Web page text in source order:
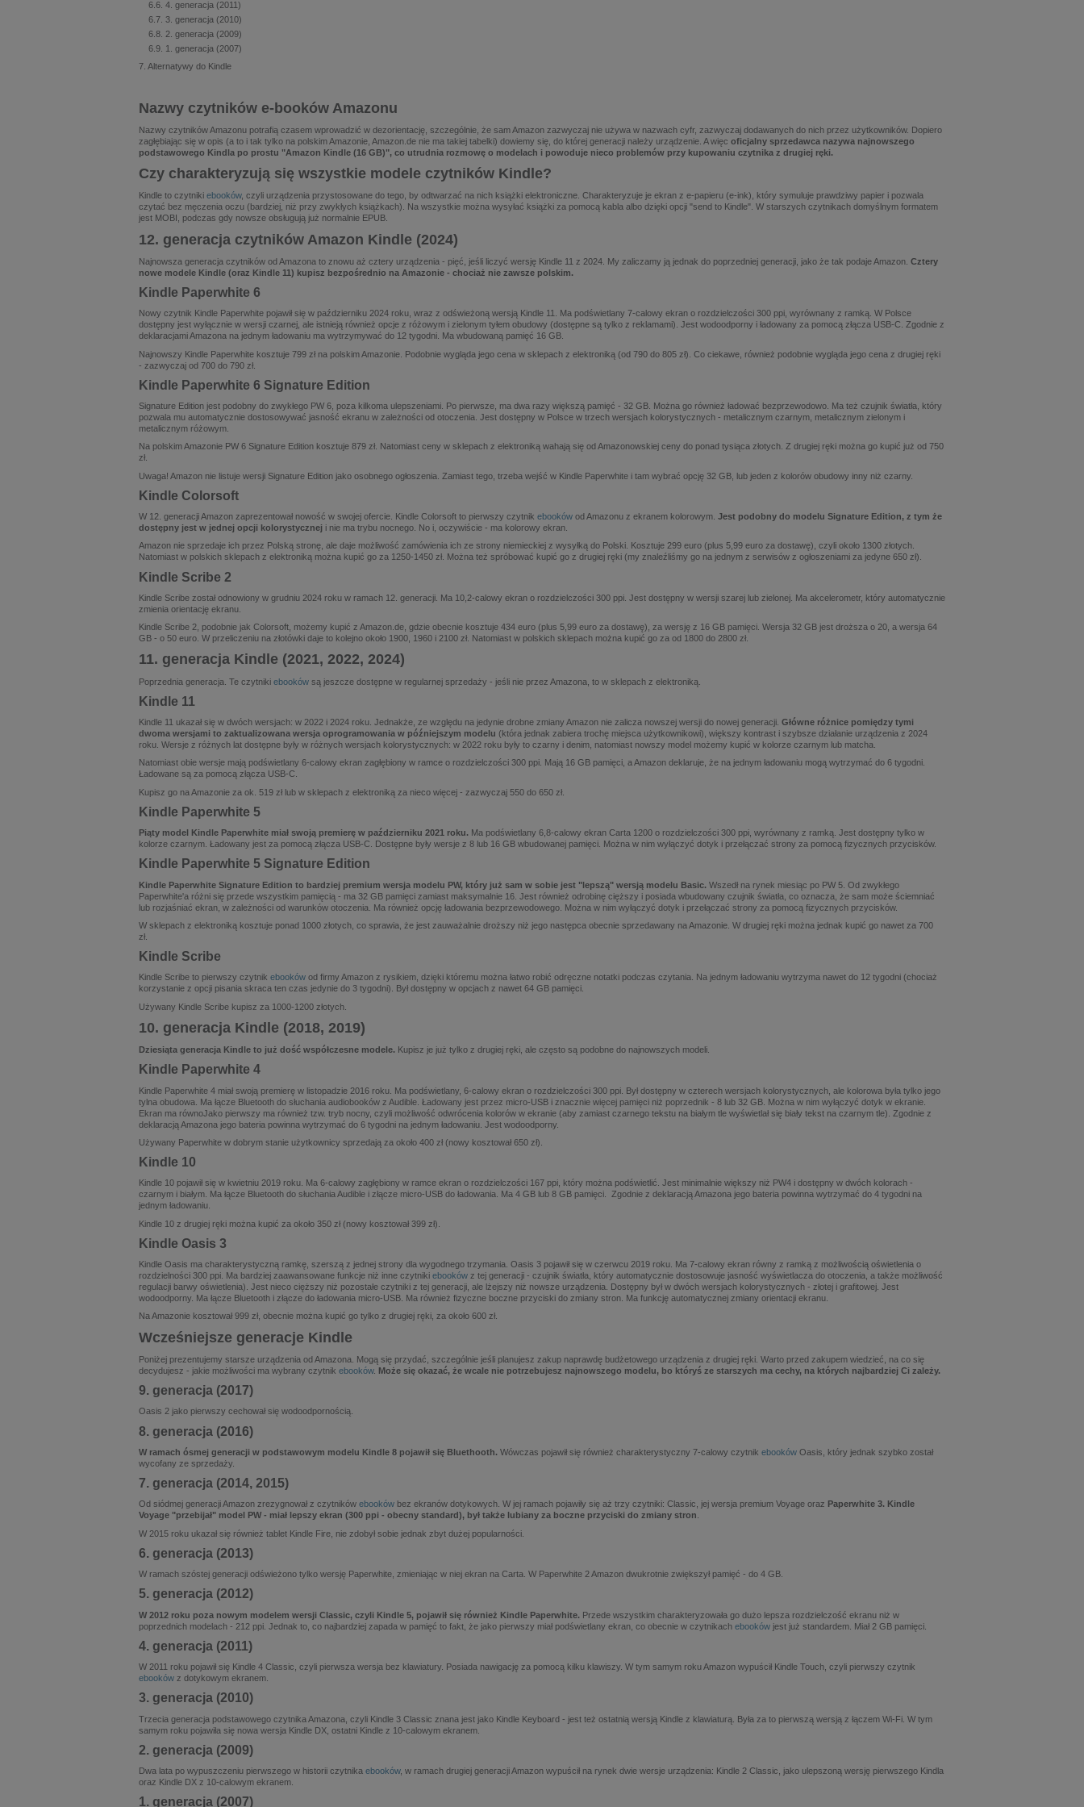
4. generacja (2011)
3. generacja (2010)
2. generacja (2009)
1. generacja (2007)
Alternatywy do Kindle
Nazwy czytników e-booków Amazonu
Nazwy czytników Amazonu potrafią czasem wprowadzić w dezorientację, szczególnie, że sam Amazon zazwyczaj nie używa w nazwach cyfr, zazwyczaj dodawanych do nich przez użytkowników. Dopiero
zagłębiając się w opis (a to i tak tylko na polskim Amazonie, Amazon.de nie ma takiej tabelki) dowiemy się, do której generacji należy urządzenie. A więc oficjalny sprzedawca nazywa najnowszego
podstawowego Kindla po prostu "Amazon Kindle (16 GB)", co utrudnia rozmowę o modelach i powoduje nieco problemów przy kupowaniu czytnika z drugiej ręki.
Czy charakteryzują się wszystkie modele czytników Kindle?
Kindle to czytniki ebooków, czyli urządzenia przystosowane do tego, by odtwarzać na nich książki elektroniczne. Charakteryzuje je ekran z e-papieru (e-ink), który symuluje prawdziwy papier i pozwala
czytać bez męczenia oczu (bardziej, niż przy zwykłych książkach). Na wszystkie można wysyłać książki za pomocą kabla albo dzięki opcji "send to Kindle". W starszych czytnikach domyślnym formatem
jest MOBI, podczas gdy nowsze obsługują już normalnie EPUB.
12. generacja czytników Amazon Kindle (2024)
Najnowsza generacja czytników od Amazona to znowu aż cztery urządzenia - pięć, jeśli liczyć wersję Kindle 11 z 2024. My zaliczamy ją jednak do poprzedniej generacji, jako że tak podaje Amazon. Cztery
nowe modele Kindle (oraz Kindle 11) kupisz bezpośrednio na Amazonie - chociaż nie zawsze polskim.
Kindle Paperwhite 6
Nowy czytnik Kindle Paperwhite pojawił się w październiku 2024 roku, wraz z odświeżoną wersją Kindle 11. Ma podświetlany 7-calowy ekran o rozdzielczości 300 ppi, wyrównany z ramką. W Polsce
dostępny jest wyłącznie w wersji czarnej, ale istnieją również opcje z różowym i zielonym tyłem obudowy (dostępne są tylko z reklamami). Jest wodoodporny i ładowany za pomocą złącza USB-C. Zgodnie z
deklaracjami Amazona na jednym ładowaniu ma wytrzymywać do 12 tygodni. Ma wbudowaną pamięć 16 GB.
Najnowszy Kindle Paperwhite kosztuje 799 zł na polskim Amazonie. Podobnie wygląda jego cena w sklepach z elektroniką (od 790 do 805 zł). Co ciekawe, również podobnie wygląda jego cena z drugiej ręki
- zazwyczaj od 700 do 790 zł.
Kindle Paperwhite 6 Signature Edition
Signature Edition jest podobny do zwykłego PW 6, poza kilkoma ulepszeniami. Po pierwsze, ma dwa razy większą pamięć - 32 GB. Można go również ładować bezprzewodowo. Ma też czujnik światła, który
pozwala mu automatycznie dostosowywać jasność ekranu w zależności od otoczenia. Jest dostępny w Polsce w trzech wersjach kolorystycznych - metalicznym czarnym, metalicznym zielonym i
metalicznym różowym.
Na polskim Amazonie PW 6 Signature Edition kosztuje 879 zł. Natomiast ceny w sklepach z elektroniką wahają się od Amazonowskiej ceny do ponad tysiąca złotych. Z drugiej ręki można go kupić już od 750
zł.
Uwaga! Amazon nie listuje wersji Signature Edition jako osobnego ogłoszenia. Zamiast tego, trzeba wejść w Kindle Paperwhite i tam wybrać opcję 32 GB, lub jeden z kolorów obudowy inny niż czarny.
Kindle Colorsoft
W 12. generacji Amazon zaprezentował nowość w swojej ofercie. Kindle Colorsoft to pierwszy czytnik ebooków od Amazonu z ekranem kolorowym. Jest podobny do modelu Signature Edition, z tym że
dostępny jest w jednej opcji kolorystycznej i nie ma trybu nocnego. No i, oczywiście - ma kolorowy ekran.
Amazon nie sprzedaje ich przez Polską stronę, ale daje możliwość zamówienia ich ze strony niemieckiej z wysyłką do Polski. Kosztuje 299 euro (plus 5,99 euro za dostawę), czyli około 1300 złotych.
Natomiast w polskich sklepach z elektroniką można kupić go za 1250-1450 zł. Można też spróbować kupić go z drugiej ręki (my znaleźliśmy go na jednym z serwisów z ogłoszeniami za jedyne 650 zł).
Kindle Scribe 2
Kindle Scribe został odnowiony w grudniu 2024 roku w ramach 12. generacji. Ma 10,2-calowy ekran o rozdzielczości 300 ppi. Jest dostępny w wersji szarej lub zielonej. Ma akcelerometr, który automatycznie
zmienia orientację ekranu.
Kindle Scribe 2, podobnie jak Colorsoft, możemy kupić z Amazon.de, gdzie obecnie kosztuje 434 euro (plus 5,99 euro za dostawę), za wersję z 16 GB pamięci. Wersja 32 GB jest droższa o 20, a wersja 64
GB - o 50 euro. W przeliczeniu na złotówki daje to kolejno około 1900, 1960 i 2100 zł. Natomiast w polskich sklepach można kupić go za od 1800 do 2800 zł.
11. generacja Kindle (2021, 2022, 2024)
Poprzednia generacja. Te czytniki ebooków są jeszcze dostępne w regularnej sprzedaży - jeśli nie przez Amazona, to w sklepach z elektroniką.
Kindle 11
Kindle 11 ukazał się w dwóch wersjach: w 2022 i 2024 roku. Jednakże, ze względu na jedynie drobne zmiany Amazon nie zalicza nowszej wersji do nowej generacji. Główne różnice pomiędzy tymi
dwoma wersjami to zaktualizowana wersja oprogramowania w późniejszym modelu (która jednak zabiera trochę miejsca użytkownikowi), większy kontrast i szybsze działanie urządzenia z 2024
roku. Wersje z różnych lat dostępne były w różnych wersjach kolorystycznych: w 2022 roku były to czarny i denim, natomiast nowszy model możemy kupić w kolorze czarnym lub matcha.
Natomiast obie wersje mają podświetlany 6-calowy ekran zagłębiony w ramce o rozdzielczości 300 ppi. Mają 16 GB pamięci, a Amazon deklaruje, że na jednym ładowaniu mogą wytrzymać do 6 tygodni.
Ładowane są za pomocą złącza USB-C.
Kupisz go na Amazonie za ok. 519 zł lub w sklepach z elektroniką za nieco więcej - zazwyczaj 550 do 650 zł.
Kindle Paperwhite 5
Piąty model Kindle Paperwhite miał swoją premierę w październiku 2021 roku. Ma podświetlany 6,8-calowy ekran Carta 1200 o rozdzielczości 300 ppi, wyrównany z ramką. Jest dostępny tylko w
kolorze czarnym. Ładowany jest za pomocą złącza USB-C. Dostępne były wersje z 8 lub 16 GB wbudowanej pamięci. Można w nim wyłączyć dotyk i przełączać strony za pomocą fizycznych przycisków.
Kindle Paperwhite 5 Signature Edition
Kindle Paperwhite Signature Edition to bardziej premium wersja modelu PW, który już sam w sobie jest "lepszą" wersją modelu Basic. Wszedł na rynek miesiąc po PW 5. Od zwykłego
Paperwhite'a różni się przede wszystkim pamięcią - ma 32 GB pamięci zamiast maksymalnie 16. Jest również odrobinę cięższy i posiada wbudowany czujnik światła, co oznacza, że sam może ściemniać
lub rozjaśniać ekran, w zależności od warunków otoczenia. Ma również opcję ładowania bezprzewodowego. Można w nim wyłączyć dotyk i przełączać strony za pomocą fizycznych przycisków.
W sklepach z elektroniką kosztuje ponad 1000 złotych, co sprawia, że jest zauważalnie droższy niż jego następca obecnie sprzedawany na Amazonie. W drugiej ręki można jednak kupić go nawet za 700
zł.
Kindle Scribe
Kindle Scribe to pierwszy czytnik ebooków od firmy Amazon z rysikiem, dzięki któremu można łatwo robić odręczne notatki podczas czytania. Na jednym ładowaniu wytrzyma nawet do 12 tygodni (chociaż
korzystanie z opcji pisania skraca ten czas jedynie do 3 tygodni). Był dostępny w opcjach z nawet 64 GB pamięci.
Używany Kindle Scribe kupisz za 1000-1200 złotych.
10. generacja Kindle (2018, 2019)
Dziesiąta generacja Kindle to już dość współczesne modele. Kupisz je już tylko z drugiej ręki, ale często są podobne do najnowszych modeli.
Kindle Paperwhite 4
Kindle Paperwhite 4 miał swoją premierę w listopadzie 2016 roku. Ma podświetlany, 6-calowy ekran o rozdzielczości 300 ppi. Był dostępny w czterech wersjach kolorystycznych, ale kolorowa była tylko jego
tylna obudowa. Ma łącze Bluetooth do słuchania audiobooków z Audible. Ładowany jest przez micro-USB i znacznie więcej pamięci niż poprzednik - 8 lub 32 GB. Można w nim wyłączyć dotyk w ekranie.
Ekran ma równoJako pierwszy ma również tzw. tryb nocny, czyli możliwość odwrócenia kolorów w ekranie (aby zamiast czarnego tekstu na białym tle wyświetlał się biały tekst na czarnym tle). Zgodnie z
deklaracją Amazona jego bateria powinna wytrzymać do 6 tygodni na jednym ładowaniu. Jest wodoodporny.
Używany Paperwhite w dobrym stanie użytkownicy sprzedają za około 400 zł (nowy kosztował 650 zł).
Kindle 10
Kindle 10 pojawił się w kwietniu 2019 roku. Ma 6-calowy zagłębiony w ramce ekran o rozdzielczości 167 ppi, który można podświetlić. Jest minimalnie większy niż PW4 i dostępny w dwóch kolorach -
czarnym i białym. Ma łącze Bluetooth do słuchania Audible i złącze micro-USB do ładowania. Ma 4 GB lub 8 GB pamięci. Zgodnie z deklaracją Amazona jego bateria powinna wytrzymać do 4 tygodni na
jednym ładowaniu.
Kindle 10 z drugiej ręki można kupić za około 350 zł (nowy kosztował 399 zł).
Kindle Oasis 3
Kindle Oasis ma charakterystyczną ramkę, szerszą z jednej strony dla wygodnego trzymania. Oasis 3 pojawił się w czerwcu 2019 roku. Ma 7-calowy ekran równy z ramką z możliwością oświetlenia o
rozdzielności 300 ppi. Ma bardziej zaawansowane funkcje niż inne czytniki ebooków z tej generacji - czujnik światła, który automatycznie dostosowuje jasność wyświetlacza do otoczenia, a także możliwość
regulacji barwy oświetlenia). Jest nieco cięższy niż pozostałe czytniki z tej generacji, ale lżejszy niż nowsze urządzenia. Dostępny był w dwóch wersjach kolorystycznych - złotej i grafitowej. Jest
wodoodporny. Ma łącze Bluetooth i złącze do ładowania micro-USB. Ma również fizyczne boczne przyciski do zmiany stron. Ma funkcję automatycznej zmiany orientacji ekranu.
Na Amazonie kosztował 999 zł, obecnie można kupić go tylko z drugiej ręki, za około 600 zł.
Wcześniejsze generacje Kindle
Poniżej prezentujemy starsze urządzenia od Amazona. Mogą się przydać, szczególnie jeśli planujesz zakup naprawdę budżetowego urządzenia z drugiej ręki. Warto przed zakupem wiedzieć, na co się
decydujesz - jakie możliwości ma wybrany czytnik ebooków. Może się okazać, że wcale nie potrzebujesz najnowszego modelu, bo któryś ze starszych ma cechy, na których najbardziej Ci zależy.
9. generacja (2017)
Oasis 2 jako pierwszy cechował się wodoodpornością.
8. generacja (2016)
W ramach ósmej generacji w podstawowym modelu Kindle 8 pojawił się Bluethooth. Wówczas pojawił się również charakterystyczny 7-calowy czytnik ebooków Oasis, który jednak szybko został
wycofany ze sprzedaży.
7. generacja (2014, 2015)
Od siódmej generacji Amazon zrezygnował z czytników ebooków bez ekranów dotykowych. W jej ramach pojawiły się aż trzy czytniki: Classic, jej wersja premium Voyage oraz Paperwhite 3. Kindle
Voyage "przebijał" model PW - miał lepszy ekran (300 ppi - obecny standard), był także lubiany za boczne przyciski do zmiany stron
W 2015 roku ukazał się również tablet Kindle Fire, nie zdobył sobie jednak zbyt dużej popularności.
6. generacja (2013)
W ramach szóstej generacji odświeżono tylko wersję Paperwhite, zmieniając w niej ekran na Carta. W Paperwhite 2 Amazon dwukrotnie zwiększył pamięć - do 4 GB.
5. generacja (2012)
W 2012 roku poza nowym modelem wersji Classic, czyli Kindle 5, pojawił się również Kindle Paperwhite. Przede wszystkim charakteryzowała go dużo lepsza rozdzielczość ekranu niż w
poprzednich modelach - 212 ppi. Jednak to, co najbardziej zapada w pamięć to fakt, że jako pierwszy miał podświetlany ekran, co obecnie w czytnikach ebooków jest już standardem. Miał 2 GB pamięci.
4. generacja (2011)
W 2011 roku pojawił się Kindle 4 Classic, czyli pierwsza wersja bez klawiatury. Posiada nawigację za pomocą kilku klawiszy. W tym samym roku Amazon wypuścił Kindle Touch, czyli pierwszy czytnik
ebooków z dotykowym ekranem.
3. generacja (2010)
Trzecia generacja podstawowego czytnika Amazona, czyli Kindle 3 Classic znana jest jako Kindle Keyboard - jest też ostatnią wersją Kindle z klawiaturą. Była za to pierwszą wersją z łączem Wi-Fi. W tym
samym roku pojawiła się nowa wersja Kindle DX, ostatni Kindle z 10-calowym ekranem.
2. generacja (2009)
Dwa lata po wypuszczeniu pierwszego w historii czytnika ebooków, w ramach drugiej generacji Amazon wypuścił na rynek dwie wersje urządzenia: Kindle 2 Classic, jako ulepszoną wersję pierwszego Kindla
oraz Kindle DX z 10-calowym ekranem.
1. generacja (2007)